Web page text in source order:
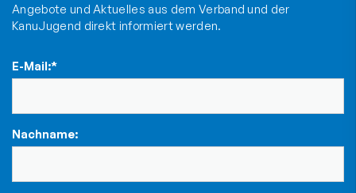
Angebote und Aktuelles aus dem Verband und der
KanuJugend direkt informiert werden.
E-Mail:*
Nachname: